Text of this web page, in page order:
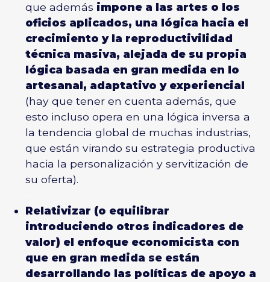
que además impone a las artes o los
oficios aplicados, una lógica hacia el
crecimiento y la reproductivilidad
técnica masiva, alejada de su propia
lógica basada en gran medida en lo
artesanal, adaptativo y experiencial
(hay que tener en cuenta además, que
esto incluso opera en una lógica inversa a
la tendencia global de muchas industrias,
que están virando su estrategia productiva
hacia la personalización y servitización de
su oferta).
Relativizar (o equilibrar
introduciendo otros indicadores de
valor) el enfoque economicista con
que en gran medida se están
desarrollando las políticas de apoyo a